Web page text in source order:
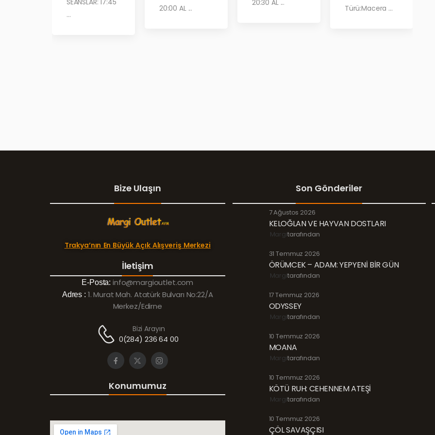
...
20:00 AL ...
20:30 AL ...
Türü:Macera ...
Bize Ulaşın
Trakya’nın En Büyük Açık Alışveriş Merkezi
İletişim
E-Posta: info@margioutlet.com
Adres : 1. Murat Mah. Atatürk Bulvarı No:22/A
Merkez/Edirne
Bizi Arayın
0(284) 236 64 00
Konumumuz
Son Gönderiler
7 Ağustos 2026
KELOĞLAN VE HAYVAN DOSTLARI
Margitarafından
31 Temmuz 2026
ÖRÜMCEK – ADAM: YEPYENİ BİR GÜN
Margitarafından
17 Temmuz 2026
ODYSSEY
Margitarafından
10 Temmuz 2026
MOANA
Margitarafından
10 Temmuz 2026
KÖTÜ RUH: CEHENNEM ATEŞİ
Margitarafından
10 Temmuz 2026
ÇÖL SAVAŞÇISI